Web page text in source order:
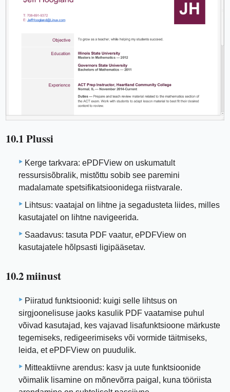
10.1 Plussi
Kerge tarkvara: ePDFView on uskumatult
ressursisõbralik, mistõttu sobib see paremini
madalamate spetsifikatsioonidega riistvarale.
Lihtsus: vaatajal on lihtne ja segadusteta liides, milles
kasutajatel on lihtne navigeerida.
Saadavus: tasuta PDF vaatur, ePDFView on
kasutajatele hõlpsasti ligipääsetav.
10.2 miinust
Piiratud funktsioonid: kuigi selle lihtsus on
sirgjoonelisuse jaoks kasulik PDF vaatamise puhul
võivad kasutajad, kes vajavad lisafunktsioone märkuste
tegemiseks, redigeerimiseks või vormide täitmiseks,
leida, et ePDFView on puudulik.
Mitteaktiivne arendus: kasv ja uute funktsioonide
võimalik lisamine on mõnevõrra paigal, kuna tööriista